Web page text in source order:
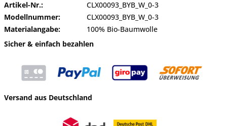
Artikel-Nr.:
CLX00093_BYB_W_0-3
Modellnummer:
CLX00093_BYB_W_0-3
Materialangabe:
100% Bio-Baumwolle
Sicher & einfach bezahlen
Versand aus Deutschland